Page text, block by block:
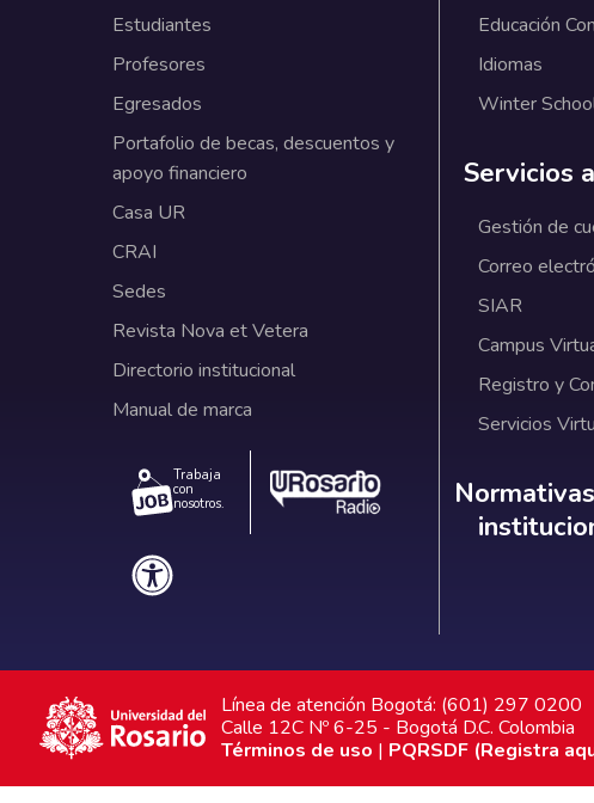
Estudiantes
Profesores
Egresados
Portafolio de becas, descuentos y
apoyo financiero
Casa UR
CRAI
Sedes
Revista Nova et Vetera
Directorio institucional
Manual de marca
Trabaja
con
nosotros.
Educación
Idiomas
Winter
Servicios
Gestión de
Correo
SIAR
Campus
Registro y
Servicios
Línea de atención Bogotá: (601) 297 0200
Calle 12C Nº 6-25 - Bogotá D.C. Colombia
Términos de uso | PQRSDF (Registra